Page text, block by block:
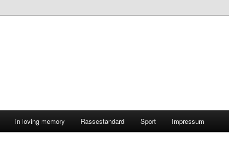
in loving memory Rassestandard Sport Impressum